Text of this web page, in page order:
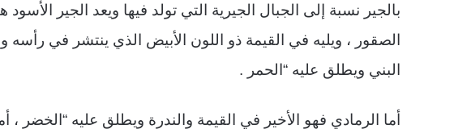
بالجير نسبة إلى الجبال الجيرية التي تولد فيها ويعد الجير الأسود
الصقور ، ويليه في القيمة ذو اللون الأبيض الذي ينتشر في رأسه
البني ويطلق عليه “الحمر .
أما الرمادي فهو الأخير في القيمة والندرة ويطلق عليه “الخضر ،